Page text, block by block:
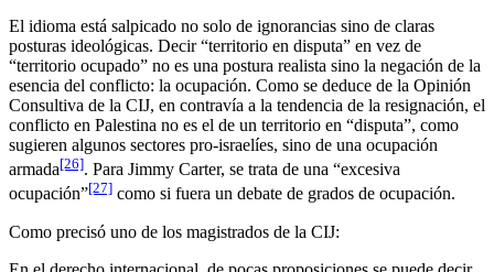
El idioma está salpicado no solo de ignorancias sino de claras
posturas ideológicas. Decir “territorio en disputa” en vez de
“territorio ocupado” no es una postura realista sino la negación de la
esencia del conflicto: la ocupación. Como se deduce de la Opinión
Consultiva de la CIJ, en contravía a la tendencia de la resignación, el
conflicto en Palestina no es el de un territorio en “disputa”, como
sugieren algunos sectores pro-israelíes, sino de una ocupación
armada[26]. Para Jimmy Carter, se trata de una “excesiva
ocupación”[27] como si fuera un debate de grados de ocupación.
Como precisó uno de los magistrados de la CIJ: